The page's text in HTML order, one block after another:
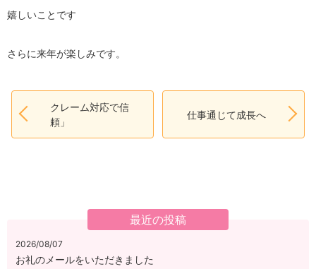
嬉しいことです
さらに来年が楽しみです。
クレーム対応で信
頼」
仕事通じて成長へ
最近の投稿
2026/08/07
お礼のメールをいただきました